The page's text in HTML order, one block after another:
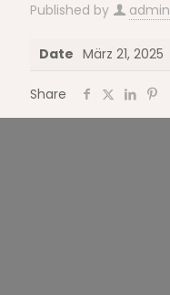
Published by admin
Date März 21, 2025
Share